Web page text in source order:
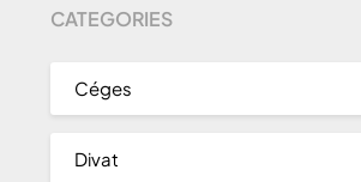
CATEGORIES
Céges
Divat